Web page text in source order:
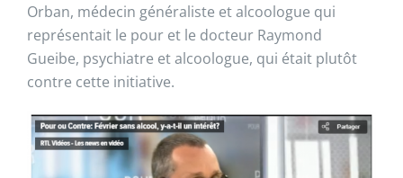
Orban, médecin généraliste et alcoologue qui
représentait le pour et le docteur Raymond
Gueibe, psychiatre et alcoologue, qui était plutôt
contre cette initiative.